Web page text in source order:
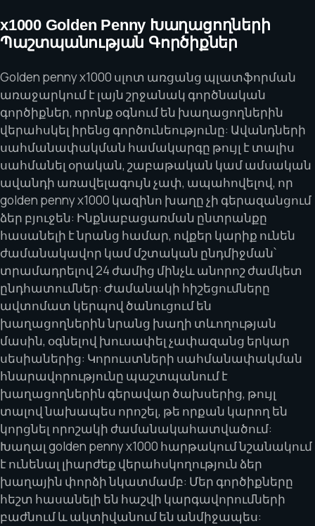
x1000 Golden Penny Խաղացողների
Պաշտպանության Գործիքներ
Golden penny x1000 սլոտ առցանց պլատֆորման
առաջարկում է լայն շրջանակ գործնական
գործիքներ, որոնք օգնում են խաղացողներին
վերահսկել իրենց գործունեությունը: Ավանդների
սահմանափակման համակարգը թույլ է տալիս
սահմանել օրական, շաբաթական կամ ամսական
ավանդի առավելագույն չափ, ապահովելով, որ
golden penny x1000 կազինո խաղը չի գերազանցում
ձեր բյուջեն: Ինքնաբացառման ընտրանքը
հասանելի է նրանց համար, ովքեր կարիք ունեն
ժամանակավոր կամ մշտական ընդմիջման՝
տրամադրելով 24 ժամից մինչև անորոշ ժամկետ
ընդհատումներ: Ժամանակի հիշեցումները
ավտոմատ կերպով ծանուցում են
խաղացողներին նրանց խաղի տևողության
մասին, օգնելով խուսափել չափազանց երկար
սեսիաներից: Կորուստների սահմանափակման
հնարավորությունը պաշտպանում է
խաղացողներին գերավար ծախսերից, թույլ
տալով նախապես որոշել, թե որքան կարող են
կորցնել որոշակի ժամանակահատվածում:
Խաղալ golden penny x1000 հարթակում նշանակում
է ունենալ լիարժեք վերահսկողություն ձեր
խաղային փորձի նկատմամբ: Մեր գործիքները
հեշտ հասանելի են հաշվի կարգավորումների
բաժնում և ակտիվանում են անմիջապես: